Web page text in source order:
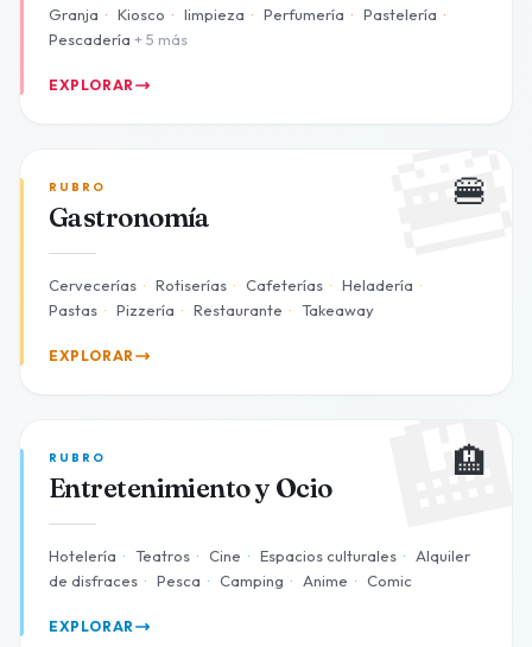
Granja · Kiosco · limpieza · Perfumería · Pastelería ·
Pescadería + 5 más
EXPLORAR
🍔
RUBRO
Gastronomía
Cervecerías · Rotiserías · Cafeterías · Heladería ·
Pastas · Pizzería · Restaurante · Takeaway
EXPLORAR
🏨
RUBRO
Entretenimiento y Ocio
Hotelería · Teatros · Cine · Espacios culturales ·
Alquiler
de disfraces · Pesca · Camping · Anime · Comic
EXPLORAR